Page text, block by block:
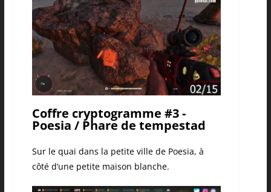
Coffre cryptogramme #3 -
Poesia / Phare de tempestad
Sur le quai dans la petite ville de Poesia, à
côté d’une petite maison blanche.